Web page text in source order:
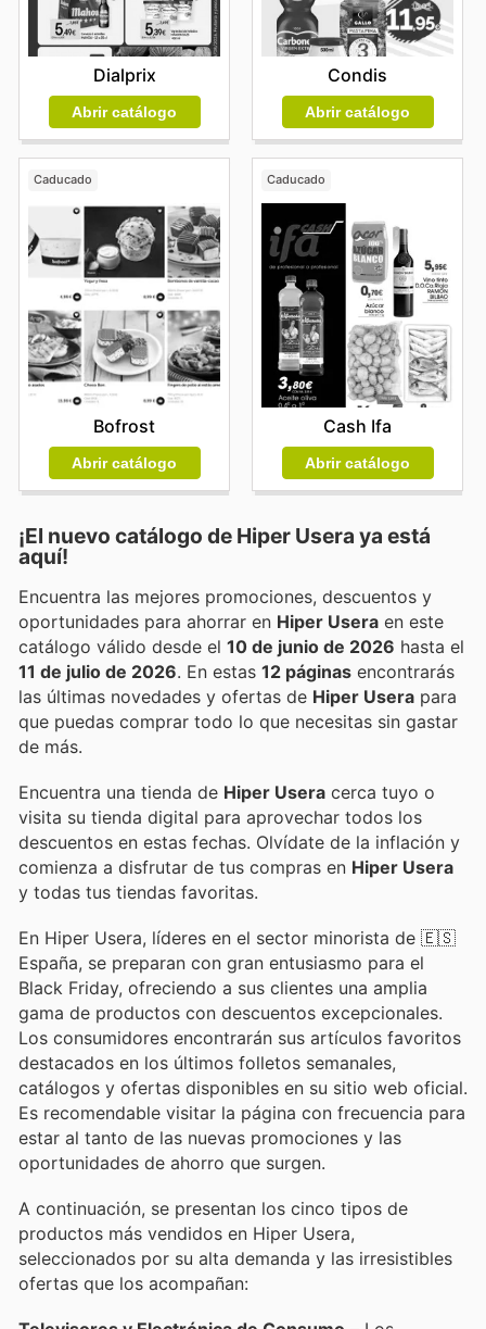
Dialprix
Abrir catálogo
Condis
Abrir catálogo
Caducado
Bofrost
Abrir catálogo
Caducado
Cash Ifa
Abrir catálogo
¡El nuevo catálogo de Hiper Usera ya está
aquí!
Encuentra las mejores promociones, descuentos y
oportunidades para ahorrar en Hiper Usera en este
catálogo válido desde el 10 de junio de 2026 hasta el
11 de julio de 2026 . En estas 12 páginas encontrarás
las últimas novedades y ofertas de Hiper Usera para
que puedas comprar todo lo que necesitas sin gastar
de más.
Encuentra una tienda de Hiper Usera cerca tuyo o
visita su tienda digital para aprovechar todos los
descuentos en estas fechas. Olvídate de la inflación y
comienza a disfrutar de tus compras en Hiper Usera
y todas tus tiendas favoritas.
En Hiper Usera, líderes en el sector minorista de 🇪🇸
España, se preparan con gran entusiasmo para el
Black Friday, ofreciendo a sus clientes una amplia
gama de productos con descuentos excepcionales.
Los consumidores encontrarán sus artículos favoritos
destacados en los últimos folletos semanales,
catálogos y ofertas disponibles en su sitio web oficial.
Es recomendable visitar la página con frecuencia para
estar al tanto de las nuevas promociones y las
oportunidades de ahorro que surgen.
A continuación, se presentan los cinco tipos de
productos más vendidos en Hiper Usera,
seleccionados por su alta demanda y las irresistibles
ofertas que los acompañan: